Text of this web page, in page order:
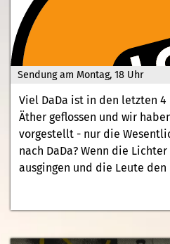
Sendung am Montag, 18 Uhr
Viel DaDa ist in den letzten
Äther geflossen und wir
vorgestellt - nur die
nach DaDa? Wenn die
ausgingen und die Leute